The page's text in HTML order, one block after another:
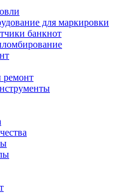
для маркировки
банкнот
ремонт